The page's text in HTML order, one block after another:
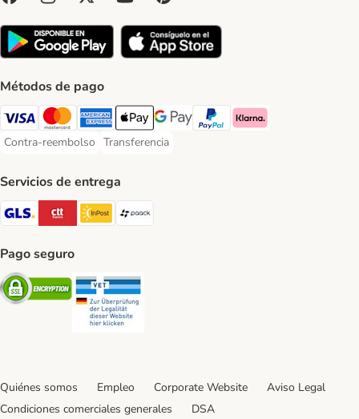
Métodos de pago
Visa Payment Method
Mastercard Payment Method
American Express Payment Method
Apple Pay Payment Method
Google Pay Payment Method
PayPal Payment Method
Klarna Payment Method
Contra-reembolso
Contra-reembolso Payment Method
Transferencia
Transferencia Payment Method
Servicios de entrega
GLS Shipping Method
CTTExpress Shipping Method
InPost Shipping Method
paack Shipping Method
Pago seguro
Security
Quiénes somos Empleo Corporate Website
Aviso Legal
Condiciones comerciales generales
DSA